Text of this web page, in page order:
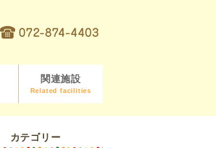
関連施設
Related facilities
カテゴリー